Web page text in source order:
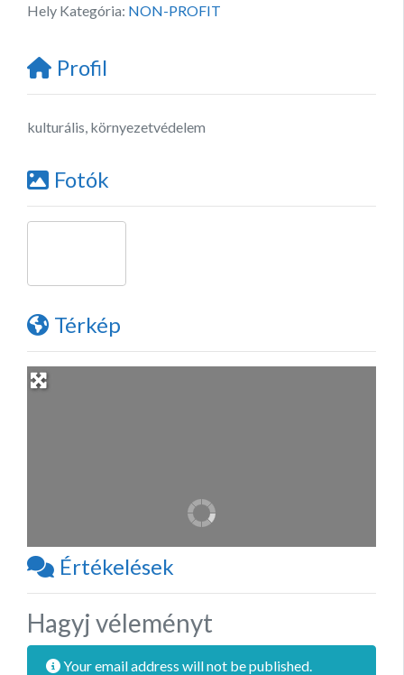
Hely Kategória: NON-PROFIT
Profil
kulturális, környezetvédelem
Fotók
Térkép
Értékelések
Hagyj véleményt
Your email address will not be published.